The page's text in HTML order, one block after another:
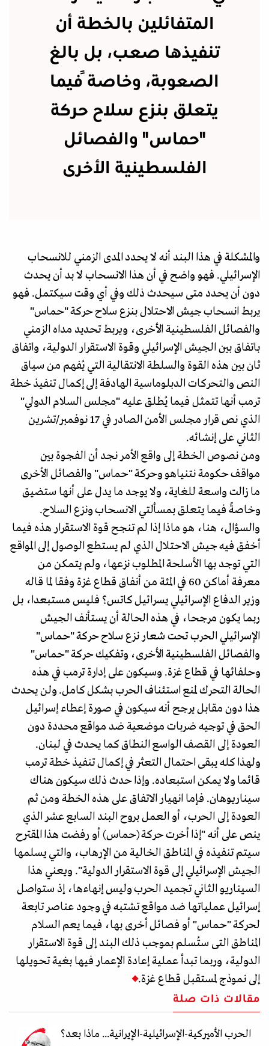
المتفائلين بالخطة أن
تنفيذها صعب، بل بالغ
الصعوبة، وخاصةً فيما
يتعلق بنزع سلاح حركة
"حماس" والفصائل
الفلسطينية الأخرى
والمشكلة في هذا البند أنه لا يحدد المدى الزمني للانسحاب
الإسرائيلي. فهو واضح في أن هذا الانسحاب لا بد أن يحدث
دون أن يحدد متى سيحدث ذلك وفي أي وقت سيكتمل. فهو
يربط انسحاب جيش الاحتلال بنزع سلاح حركة "حماس"
والفصائل الفلسطينية الأخرى، ويربط تحديد مداه الزمني
باتفاق بين الجيش الإسرائيلي وقوة الاستقرار الدولية، واتفاق
ثان بين هذه القوة والسلطة الانتقالية التي يُفهم من سياق
النص والتحركات الدبلوماسية الهادفة إلى إكمال تنفيذ خطة
ترمب أنها تتمثل فيما يُطلق عليه "مجلس السلام الدولي"
الذي نص قرار مجلس الأمن الصادر في 17 نوفمبر/تشرين
الثاني على إنشائه.
ومن نصوص الخطة إلى واقع الأمر نجد أن الفجوة بين
مواقف حكومة نتنياهو وحركة "حماس" والفصائل الأخرى
ما زالت واسعة للغاية، ولا يوجد ما يدل على أنها ستضيق
وخاصةً فيما يتعلق بمسألتي الانسحاب ونزع السلاح.
والسؤال، هنا، هو ماذا إذا لم تنجح قوة الاستقرار هذه فيما
أخفق فيه جيش الاحتلال الذي لم يستطع الوصول إلى المواقع
التي توجد بها الأسلحة المطلوب نزعها، ولم يتمكن من
معرفة أماكن 60 في المئة من أنفاق قطاع غزة وفقا لما قاله
وزير الدفاع الإسرائيلي يسرائيل كاتس؟ فليس مستبعدا، بل
ربما يكون مرجحا، في هذه الحالة أن يستأنف الجيش
الإسرائيلي الحرب تحت شعار نزع سلاح حركة "حماس"
والفصائل الفلسطينية الأخرى، وتفكيك حركة "حماس"
وحلفائها في قطاع غزة. وسيكون على إدارة ترمب في هذه
الحالة التحرك لمنع استئناف الحرب بشكل كامل. ولن يحدث
هذا دون مقابل يرجح أنه سيكون في صورة إعطاء إسرائيل
الحق في توجيه ضربات موضعية ضد مواقع محددة دون
العودة إلى القصف الواسع النطاق كما يحدث في لبنان.
ولهذا كله يبقى احتمال التعثر في إكمال تنفيذ خطة ترمب
قائما ولا يمكن استبعاده. وإذا حدث ذلك سيكون هناك
سيناريوهان. فإما انهيار الاتفاق على هذه الخطة ومن ثم
العودة إلى الحرب، أو العمل بروح البند السابع عشر الذي
ينص على أنه "إذا أخرت حركة (حماس) أو رفضت هذا المقترح
سيتم تنفيذه في المناطق الخالية من الإرهاب، والتي يسلمها
الجيش الإسرائيلي إلى قوة الاستقرار الدولية". ويعني هذا
السيناريو الثاني تجميد الحرب وليس إنهاءها، إذ ستواصل
إسرائيل عملياتها ضد مواقع تشتبه في وجود عناصر تابعة
لحركة "حماس" أو فصائل أخرى بها، فيما يعم السلام
المناطق التى ستُسلم بموجب ذلك البند إلى قوة الاستقرار
الدولية، وربما تبدأ عملية إعادة الإعمار فيها بغية تحويلها
إلى نموذج لمستقبل قطاع غزة.
مقالات ذات صلة
الحرب الأميركية-الإسرائيلية-الإيرانية... ماذا بعد؟